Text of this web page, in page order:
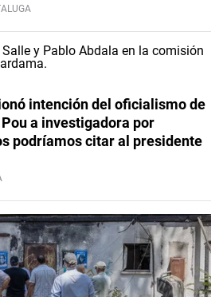
intención del oficialismo de
a investigadora por
podríamos citar al presidente